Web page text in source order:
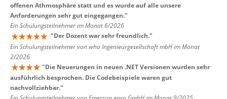
offenen Athmosphäre statt und es wurde auf alle unsere
Anforderungen sehr gut eingegangen."
Ein Schulungsteilnehmer im Monat 6/2026
"Der Dozent war sehr freundlich."
Ein Schulungsteilnehmer von who Ingenieurgesellschaft mbH im Monat
2/2026
"Die Neuerungen in neuen .NET Versionen wurden sehr
ausführlich besprochen. Die Codebeispiele waren gut
nachvollziehbar."